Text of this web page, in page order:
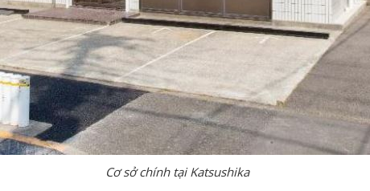
Cơ sở chính tại Katsushika